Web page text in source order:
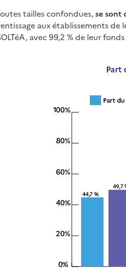
tailles confondues,se sont
aux établissements
avec 99,2 % de leur